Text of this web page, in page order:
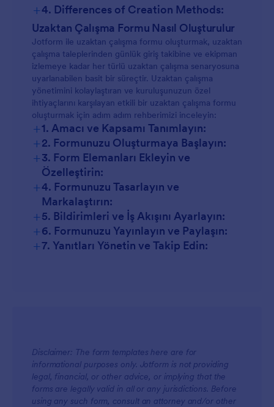
+4. Differences of Creation Methods:
Uzaktan Çalışma Formu Nasıl Oluşturulur
Jotform ile uzaktan çalışma formu oluşturmak, uzaktan
çalışma taleplerinden günlük giriş takibine ve ekipman
izlemeye kadar her türlü uzaktan çalışma senaryosuna
uyarlanabilen basit bir süreçtir. Uzaktan çalışma
yönetimini kolaylaştıran ve kuruluşunuzun özel
ihtiyaçlarını karşılayan etkili bir uzaktan çalışma formu
oluşturmak için adım adım rehberimizi inceleyin:
+1. Amacı ve Kapsamı Tanımlayın:
+2. Formunuzu Oluşturmaya Başlayın:
+3. Form Elemanları Ekleyin ve
Özelleştirin:
+4. Formunuzu Tasarlayın ve
Markalaştırın:
+5. Bildirimleri ve İş Akışını Ayarlayın:
+6. Formunuzu Yayınlayın ve Paylaşın:
+7. Yanıtları Yönetin ve Takip Edin:
Disclaimer: The form templates here are for
informational purposes only. Jotform is not providing
legal, financial, or other advice, or implying that the
forms are legally valid in all or any jurisdictions. Before
using any such form, consult an attorney and/or other